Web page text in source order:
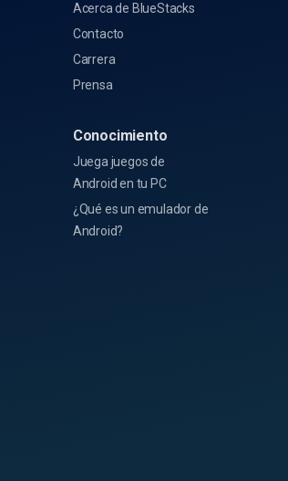
Acerca de BlueStacks
Contacto
Carrera
Prensa
Conocimiento
Juega juegos de
Android en tu PC
¿Qué es un emulador de
Android?